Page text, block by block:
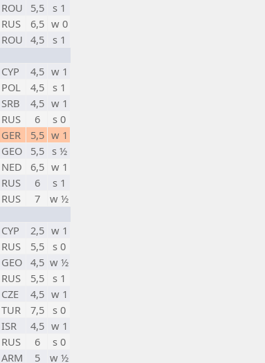
ROU 5,5
s 1
RUS 6,5 w 0
ROU 4,5
s 1
CYP 4,5 w 1
POL 4,5
s 1
SRB 4,5 w 1
RUS 6
s 0
GER 5,5 w 1
GEO 5,5
s ½
NED 6,5 w 1
RUS 6
s 1
RUS 7
w ½
CYP 2,5 w 1
RUS 5,5
s 0
GEO 4,5 w ½
RUS 5,5
s 1
CZE 4,5 w 1
TUR 7,5
s 0
ISR 4,5 w 1
RUS 6
s 0
ARM 5 w ½